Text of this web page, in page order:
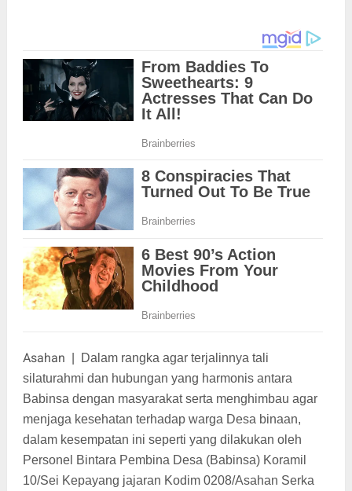
Asahan
Dalam rangka agar terjalinnya tali
silaturahmi dan hubungan yang harmonis antara
Babinsa dengan masyarakat serta menghimbau agar
menjaga kesehatan terhadap warga Desa binaan,
dalam kesempatan ini seperti yang dilakukan oleh
Personel Bintara Pembina Desa (Babinsa) Koramil
10/Sei Kepayang jajaran Kodim 0208/Asahan Serka